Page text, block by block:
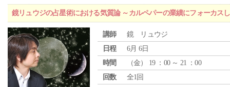
鏡リュウジの占星術における気質論 ～カルペパーの業績にフォーカス
講師
鏡 リュウジ
日程
6月 6日
時間
（金） 19 ：00 ～ 21 ：00
回数
全1回